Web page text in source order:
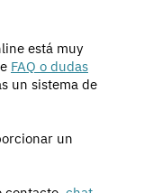
está muy
FAQ o dudas
un sistema de
un